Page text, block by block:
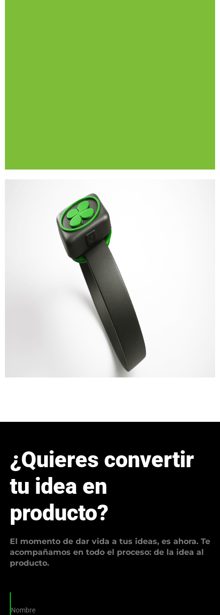
Ver otros ejemplos
En Let´s Prototype hemos diseñado y
fabricado más de 200 productos
innovadores.
Ver Proyectos
¿Quieres convertir
tu idea en
producto?
El momento de dar vida a tus ideas, es ahora. Te
acompañamos en todo el proceso: de la idea al
producto.
Nombre